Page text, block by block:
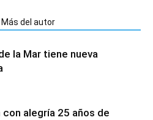
Más del autor
la Mar tiene nueva
con alegría 25 años de